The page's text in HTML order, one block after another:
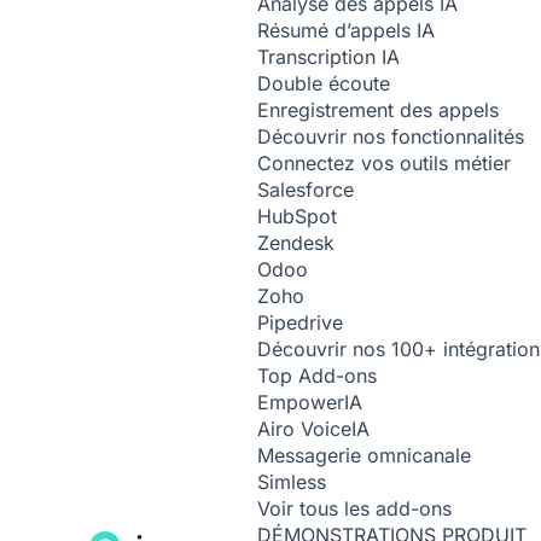
Résumé d’appels IA
Transcription IA
Double écoute
Enregistrement des appels
Découvrir nos fonctionnalités
Connectez vos outils métier
Salesforce
HubSpot
Zendesk
Odoo
Zoho
Pipedrive
Découvrir nos 100+
Top Add-ons
EmpowerIA
Airo VoiceIA
Messagerie omnicanale
Simless
Voir tous les add-ons
DÉMONSTRATIONS PRODUIT